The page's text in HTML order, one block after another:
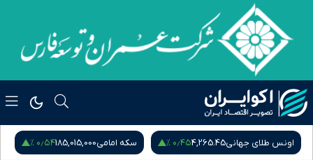
اونس طلای جهانی4,265.45۰٫۴۵ % سکه امامی185,015,000۰٫۵۴ %